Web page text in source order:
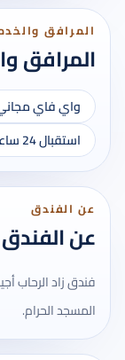
المرافق
المرافق
واي فاي
استقبال 24 ساعة
عن الفندق
عن الفندق
المسجد الحرام.